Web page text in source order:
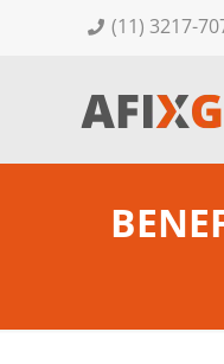
(11) 3217-